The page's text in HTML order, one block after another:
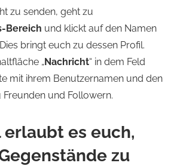
zu senden, geht zu
Bereich und klickt auf den Namen
bringt euch zu dessen Profil.
„Nachricht“ in dem Feld
mit ihrem Benutzernamen und den
und Followern.
erlaubt es euch,
zu